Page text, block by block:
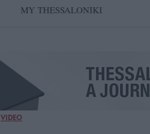
MY THESSALONIKI
VIDEO